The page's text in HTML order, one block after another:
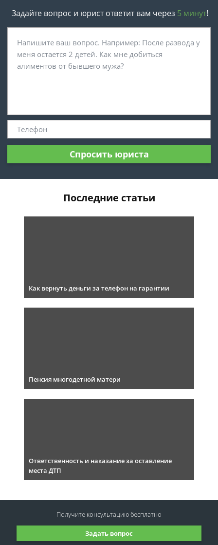
Задайте вопрос и юрист ответит вам через 5 минут!
Спросить юриста
Последние статьи
Как вернуть деньги за телефон на гарантии
Пенсия многодетной матери
Ответственность и наказание за оставление
места ДТП
Задать вопрос
Получите консультациюбесплатно